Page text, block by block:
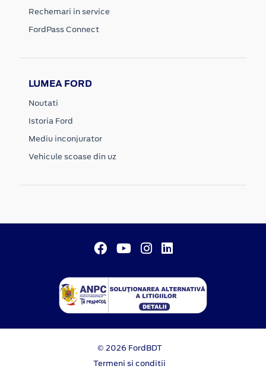
Rechemari in service
FordPass Connect
LUMEA FORD
Noutati
Istoria Ford
Mediu inconjurator
Vehicule scoase din uz
© 2026 FordBDT
Termeni si conditii